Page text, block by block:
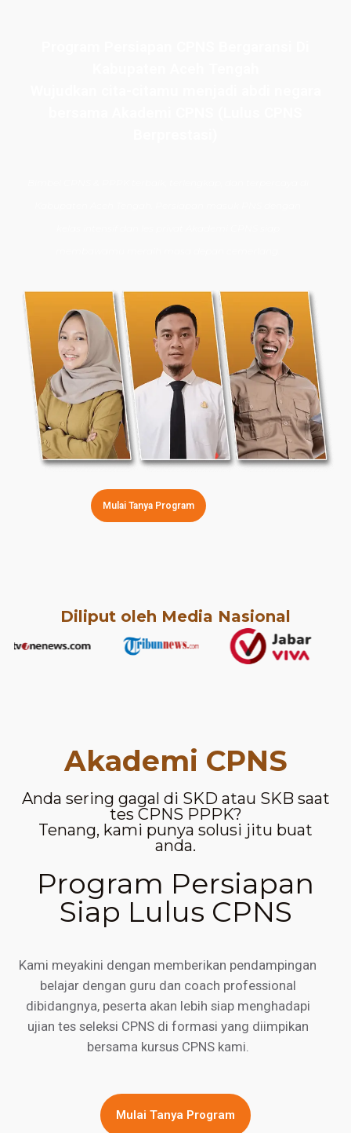
Mulai Tanya Program
Diliput oleh Media Nasional
Akademi CPNS
Anda sering gagal di SKD atau SKB saat
tes CPNS PPPK?
Tenang, kami punya solusi jitu buat
anda.
Program Persiapan
Siap Lulus CPNS
Kami meyakini dengan memberikan pendampingan
belajar dengan guru dan coach professional
dibidangnya, peserta akan lebih siap menghadapi
ujian tes seleksi CPNS di formasi yang diimpikan
bersama kursus CPNS kami.
Mulai Tanya Program